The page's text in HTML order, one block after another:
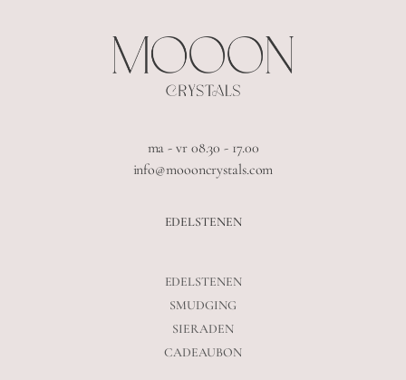
ma - vr 08.30 - 17.00
info@moooncrystals.com
EDELSTENEN
EDELSTENEN
SMUDGING
SIERADEN
CADEAUBON